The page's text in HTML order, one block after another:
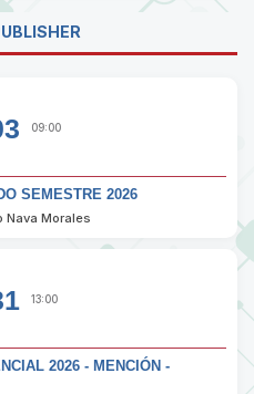
09:00
SEMESTRE 2026
Nava Morales
13:00
2026 - MENCIÓN -